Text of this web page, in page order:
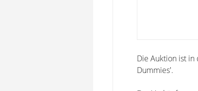
Die Auktion ist
Dummies'.